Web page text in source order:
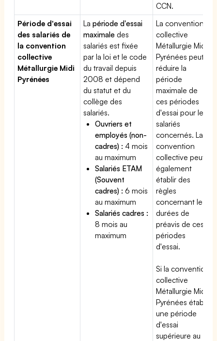
CCN.
Période d'essai
des salariés de
la convention
collective
Métallurgie Midi
Pyrénées
Lapériode d'essai
maximale des
salariés est fixée
par la loi et le code
du travail depuis
2008 et dépend
du statut et du
collège des
salariés.
Ouvriers et
employés (non-
cadres) : 4 mois
au maximum
Salariés ETAM
(Souvent
cadres) : 6 mois
au maximum
Salariés cadres :
8 mois au
maximum
La convention
collective
Métallurgie Midi
Pyrénées peut
réduire la
période
maximale de
ces périodes
d'essai pour les
salariés
concernés. La
convention
collective peut
également
établir des
règles
concernant les
durées de
préavis de ces
périodes
d'essai.
Si la convention
collective
Métallurgie Midi
Pyrénées établit
une période
d'essai
supérieure au